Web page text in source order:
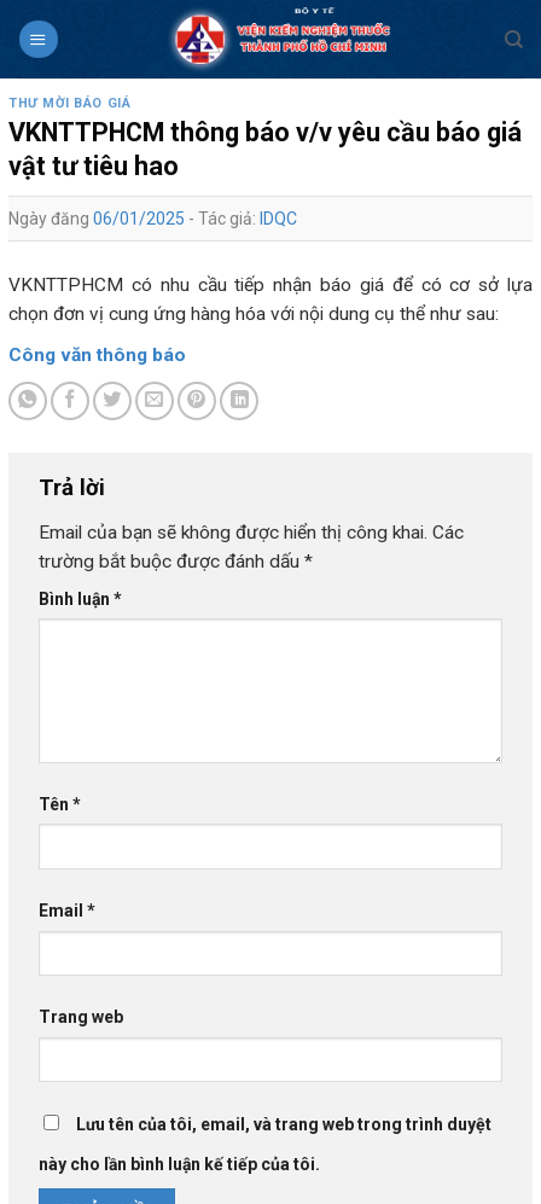
THƯ MỜI BÁO GIÁ
VKNTTPHCM thông báo v/v yêu cầu báo giá
vật tư tiêu hao
Ngày đăng 06/01/2025 - Tác giả: IDQC
VKNTTPHCM có nhu cầu tiếp nhận báo giá để có cơ sở lựa
chọn đơn vị cung ứng hàng hóa với nội dung cụ thể như sau:
Công văn thông báo
Trả lời
Email của bạn sẽ không được hiển thị công khai. Các
trường bắt buộc được đánh dấu *
Bình luận *
Tên *
Email *
Trang web
Lưu tên của tôi, email, và trang web trong trình duyệt
này cho lần bình luận kế tiếp của tôi.